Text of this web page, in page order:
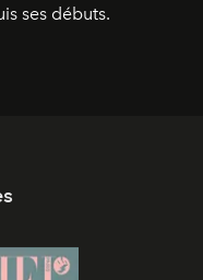
ses débuts.